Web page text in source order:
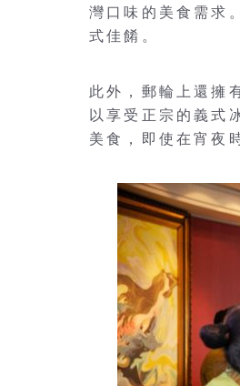
灣口味的美食需求
式佳餚。
此外，郵輪上還擁
以享受正宗的義式
美食，即使在宵夜